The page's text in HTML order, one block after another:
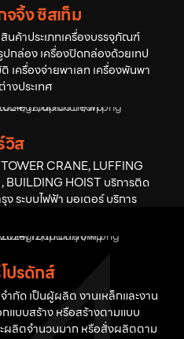
จิ้ง ซิสเท็ม
นค้าประเภทเครื่องบรรจุภัณฑ์
กล่อง เครื่องปิดกล่องด้วยเทป
เครื่องจ่ายพาเลท เครื่องพันพา
งประเทศ
วิส
CRANE, LUFFING
BUILDING HOIST บริการติด
ระบบไฟฟ้า มอเตอร์ บริการ
ปรดักส์
กัด เป็นผู้ผลิต งานเหล็กและงาน
แบบสร้าง หรือสร้างตามแบบ
ผลิตจำนวนมาก หรือสั่งผลิตตาม